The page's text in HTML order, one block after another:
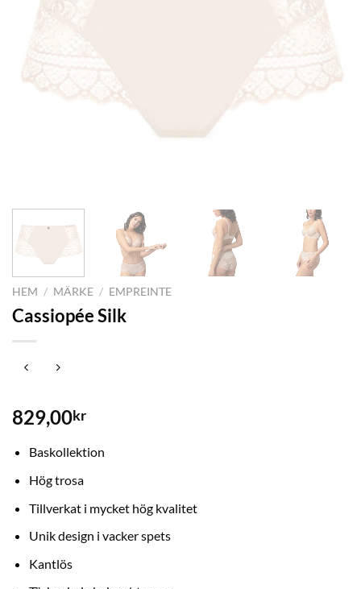
HEM / MÄRKE / EMPREINTE
Cassiopée Silk
829,00kr
Baskollektion
Hög trosa
Tillverkat i mycket hög kvalitet
Unik design i vacker spets
Kantlös